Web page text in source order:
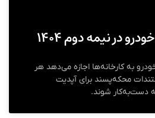
در نیمه دوم ۱۴۰۴
به کارخانه‌ها اجازه می‌دهد هر
محکه‌پسند برای آپدیت
دست‌به‌کار شوند.